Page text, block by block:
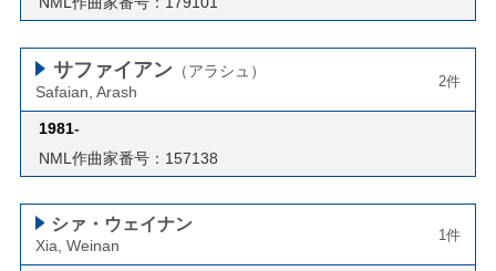
サファイアン （アラシュ）
Safaian, Arash
2件
1981-
NML作曲家番号：157138
シァ・ウェイナン
Xia, Weinan
1件